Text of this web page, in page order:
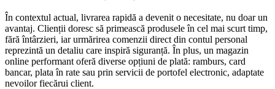
În contextul actual, livrarea rapidă a devenit o necesitate, nu doar un
avantaj. Clienții doresc să primească produsele în cel mai scurt timp,
fără întârzieri, iar urmărirea comenzii direct din contul personal
reprezintă un detaliu care inspiră siguranță. În plus, un magazin
online performant oferă diverse opțiuni de plată: ramburs, card
bancar, plata în rate sau prin servicii de portofel electronic, adaptate
nevoilor fiecărui client.